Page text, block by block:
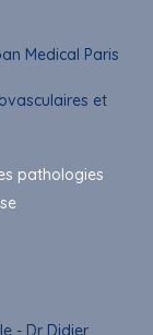
Medical Paris
et
pathologies
- Dr Didier